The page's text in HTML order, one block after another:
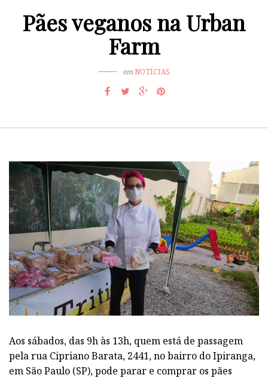
Pães veganos na Urban
Farm
emNOTÍCIAS
Aos sábados, das 9h às 13h, quem está de passagem
pela rua Cipriano Barata, 2441, no bairro do Ipiranga,
em São Paulo (SP), pode parar e comprar os pães